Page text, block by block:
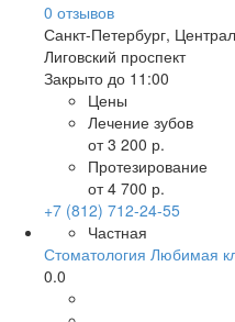
0 отзывов
Санкт-Петербург,
Лиговский проспект
Закрыто до 11:00
Цены
Лечение зубов
от 3 200 р.
Протезирование
от 4 700 р.
+7 (812) 712-24-55
Частная
Стоматология Любимая
0.0